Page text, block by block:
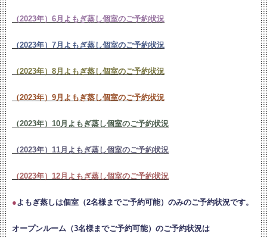
（2023年）6月よもぎ蒸し個室のご予約状況
（2023年）7月よもぎ蒸し個室のご予約状況
（2023年）8月よもぎ蒸し個室のご予約状況
（2023年）9月よもぎ蒸し個室のご予約状況
（2023年）10月よもぎ蒸し個室のご予約状況
（2023年）11月よもぎ蒸し個室のご予約状況
（2023年）12月よもぎ蒸し個室のご予約状況
●よもぎ蒸しは個室（2名様までご予約可能）のみのご予約状況です。
オープンルーム（3名様までご予約可能）のご予約状況は